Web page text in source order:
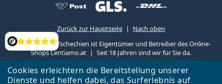
Cookies erleichtern die Bereitstellung unserer
Dienste und helfen dabei, das Surferlebnis auf
Bewertung
Zurück zur Hauptseite
Nach oben
Lentiamo s.r.o., Tschechien ist Eigentümer und Betreiber des Online-
Shops Lentiamo.at
Seit 18 Jahren sind wir für Sie da.